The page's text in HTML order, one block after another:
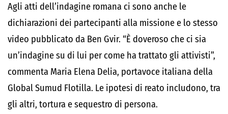
Agli atti dell’indagine romana ci sono anche le
dichiarazioni dei partecipanti alla missione e lo stesso
video pubblicato da Ben Gvir. “È doveroso che ci sia
un’indagine su di lui per come ha trattato gli attivisti”,
commenta Maria Elena Delia, portavoce italiana della
Global Sumud Flotilla. Le ipotesi di reato includono, tra
gli altri, tortura e sequestro di persona.